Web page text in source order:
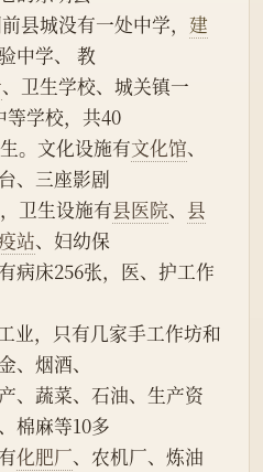
县城没有一处中学， 建
中学、 教
、卫生学校、城关镇一
等学校，共40
。文化设施有文化馆、
、三座影剧
卫生设施有县医院、 县
站、妇幼保
病床256张，医、护工作
、烟酒、
、蔬菜、石油、生产资
棉麻等10多
化肥厂、农机厂、炼油